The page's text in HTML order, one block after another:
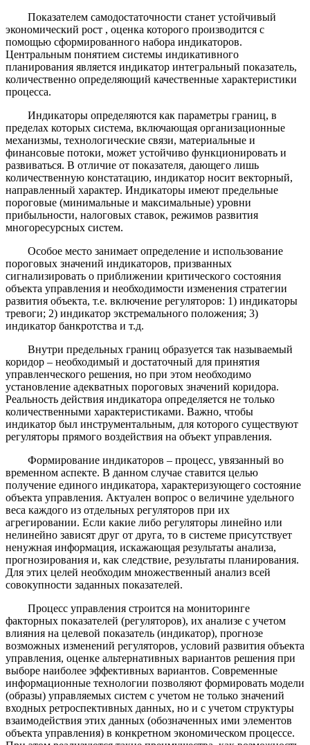
Показателем самодостаточности станет устойчивый
экономический рост , оценка которого производится с
помощью сформированного набора индикаторов.
Центральным понятием системы индикативного
планирования является индикатор интегральный показатель,
количественно определяющий качественные характеристики
процесса.
Индикаторы определяются как параметры границ, в
пределах которых система, включающая организационные
механизмы, технологические связи, материальные и
финансовые потоки, может устойчиво функционировать и
развиваться. В отличие от показателя, дающего лишь
количественную констатацию, индикатор носит векторный,
направленный характер. Индикаторы имеют предельные
пороговые (минимальные и максимальные) уровни
прибыльности, налоговых ставок, режимов развития
многоресурсных систем.
Особое место занимает определение и использование
пороговых значений индикаторов, призванных
сигнализировать о приближении критического состояния
объекта управления и необходимости изменения стратегии
развития объекта, т.е. включение регуляторов: 1) индикаторы
тревоги; 2) индикатор экстремального положения; 3)
индикатор банкротства и т.д.
Внутри предельных границ образуется так называемый
коридор – необходимый и достаточный для принятия
управленческого решения, но при этом необходимо
установление адекватных пороговых значений коридора.
Реальность действия индикатора определяется не только
количественными характеристиками. Важно, чтобы
индикатор был инструментальным, для которого существуют
регуляторы прямого воздействия на объект управления.
Формирование индикаторов – процесс, увязанный во
временном аспекте. В данном случае ставится целью
получение единого индикатора, характеризующего состояние
объекта управления. Актуален вопрос о величине удельного
веса каждого из отдельных регуляторов при их
агрегировании. Если какие либо регуляторы линейно или
нелинейно зависят друг от друга, то в системе присутствует
ненужная информация, искажающая результаты анализа,
прогнозирования и, как следствие, результаты планирования.
Для этих целей необходим множественный анализ всей
совокупности заданных показателей.
Процесс управления строится на мониторинге
факторных показателей (регуляторов), их анализе с учетом
влияния на целевой показатель (индикатор), прогнозе
возможных изменений регуляторов, условий развития объекта
управления, оценке альтернативных вариантов решения при
выборе наиболее эффективных вариантов. Современные
информационные технологии позволяют формировать модели
(образы) управляемых систем с учетом не только значений
входных ретроспективных данных, но и с учетом структуры
взаимодействия этих данных (обозначенных ими элементов
объекта управления) в конкретном экономическом процессе.